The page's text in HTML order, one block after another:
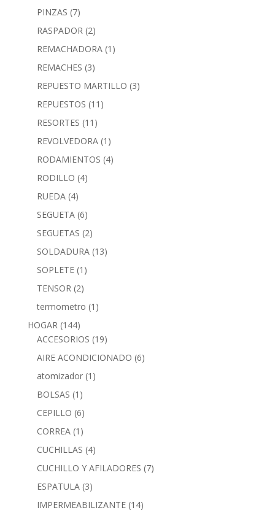
PINZAS (7)
RASPADOR (2)
REMACHADORA (1)
REMACHES (3)
REPUESTO MARTILLO (3)
REPUESTOS (11)
RESORTES (11)
REVOLVEDORA (1)
RODAMIENTOS (4)
RODILLO (4)
RUEDA (4)
SEGUETA (6)
SEGUETAS (2)
SOLDADURA (13)
SOPLETE (1)
TENSOR (2)
termometro (1)
HOGAR (144)
ACCESORIOS (19)
AIRE ACONDICIONADO (6)
atomizador (1)
BOLSAS (1)
CEPILLO (6)
CORREA (1)
CUCHILLAS (4)
CUCHILLO Y AFILADORES (7)
ESPATULA (3)
IMPERMEABILIZANTE (14)